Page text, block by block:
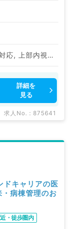
一般外来, 病棟管理, 救急対応, 上部内視鏡検査（ＧＦ）, 下部内視鏡検査（ＣＦ）
詳細を
見る
求人No. : 875641
ドキャリアの医
病棟管理のお
・徒歩圏内